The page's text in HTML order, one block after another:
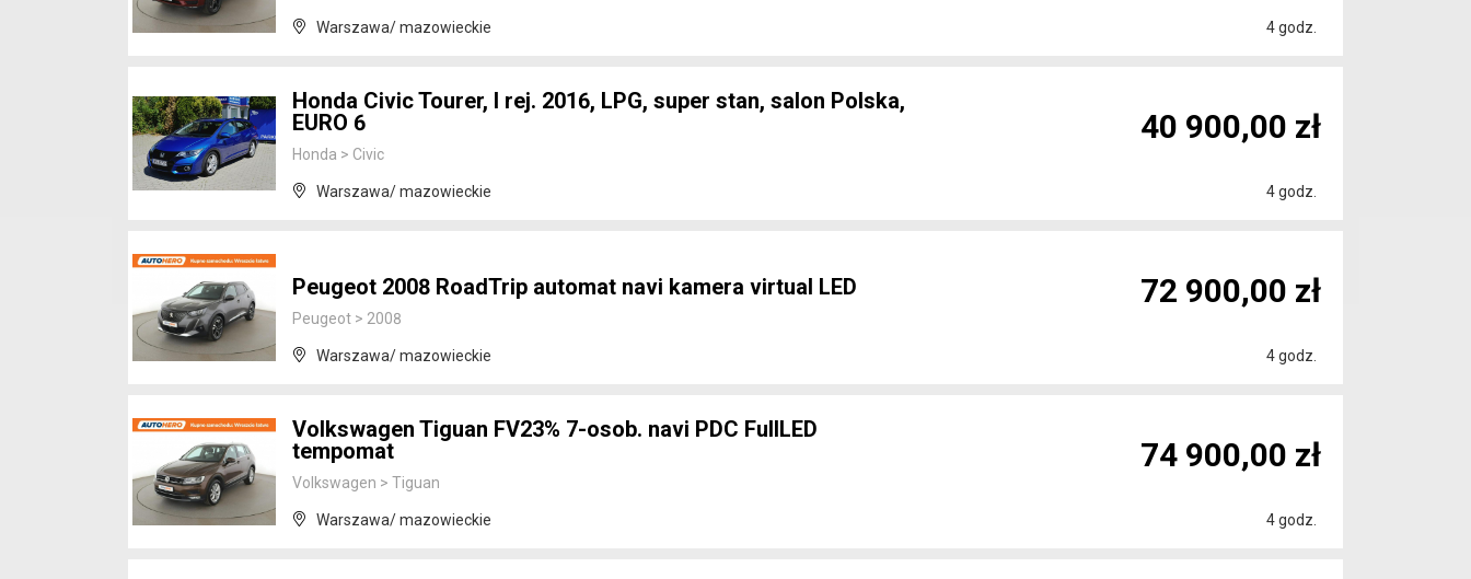
Warszawa/ mazowieckie 4 godz.
Honda Civic Tourer, I rej. 2016, LPG, super stan, salon Polska,
EURO 6
Honda > Civic
Warszawa/ mazowieckie 4 godz.
40 900,00 zł
Peugeot 2008 RoadTrip automat navi kamera virtual LED
Peugeot > 2008
Warszawa/ mazowieckie 4 godz.
72 900,00 zł
Volkswagen Tiguan FV23% 7-osob. navi PDC FullLED
tempomat
Volkswagen > Tiguan
Warszawa/ mazowieckie 4 godz.
74 900,00 zł